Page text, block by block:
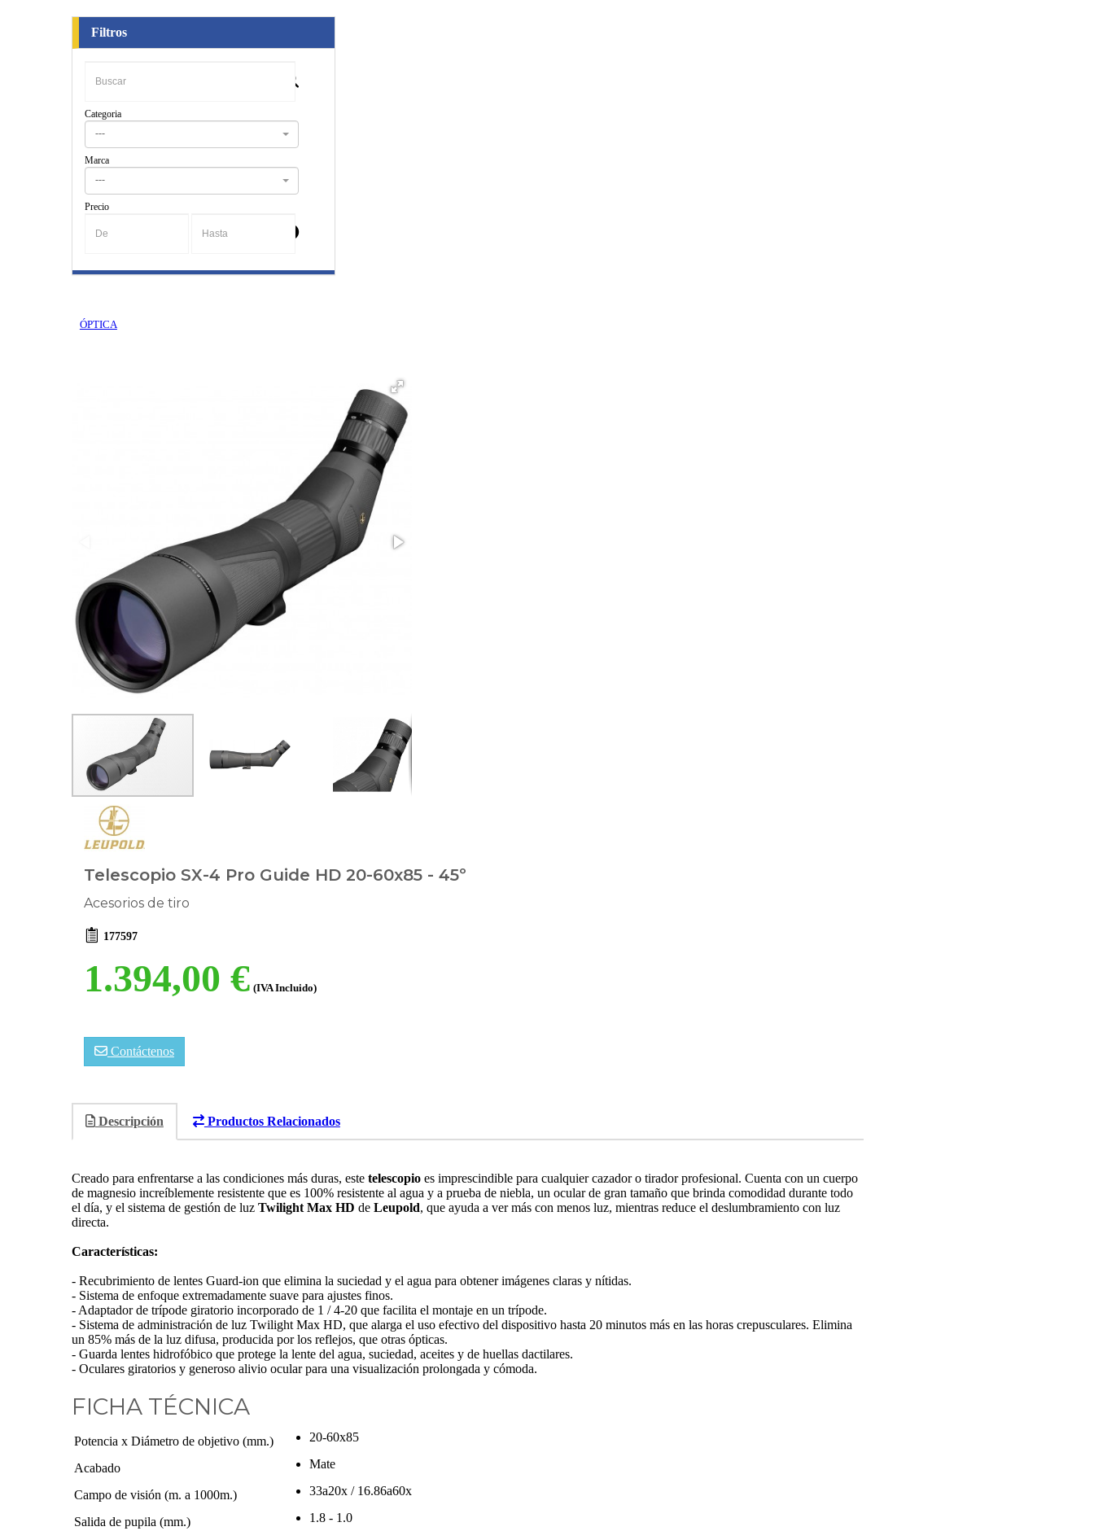
Filtros
Categoria
---
Marca
---
Precio
ÓPTICA
Telescopio SX-4 Pro Guide HD 20-60x85 - 45º
Acesorios de tiro
177597
1.394,00 € (IVA Incluido)
Contáctenos
Descripción Productos Relacionados
Creado para enfrentarse a las condiciones más duras, estetelescopioes imprescindible para cualquier cazador o tirador profesional. Cuenta con un cuerpo
de magnesio increíblemente resistente que es 100% resistente al agua y a prueba de niebla, un ocular de gran tamaño que brinda comodidad durante todo
el día, y el sistema de gestión de luz Twilight Max HD de Leupold, que ayuda a ver más con menos luz, mientras reduce el deslumbramiento con luz
directa.
Características:
- Recubrimiento de lentes Guard-ion que elimina la suciedad y el agua para obtener imágenes claras y nítidas.
- Sistema de enfoque extremadamente suave para ajustes finos.
- Adaptador de trípode giratorio incorporado de 1 / 4-20 que facilita el montaje en un trípode.
- Sistema de administración de luz Twilight Max HD, que alarga el uso efectivo del dispositivo hasta 20 minutos más en las horas crepusculares. Elimina
un 85% más de la luz difusa, producida por los reflejos, que otras ópticas.
- Guarda lentes hidrofóbico que protege la lente del agua, suciedad, aceites y de huellas dactilares.
- Oculares giratorios y generoso alivio ocular para una visualización prolongada y cómoda.
FICHA TÉCNICA
Potencia x Diámetro de objetivo (mm.) 20-60x85
Acabado Mate
Campo de visión (m. a 1000m.) 33a20x / 16.86a60x
Salida de pupila (mm.) 1.8 - 1.0